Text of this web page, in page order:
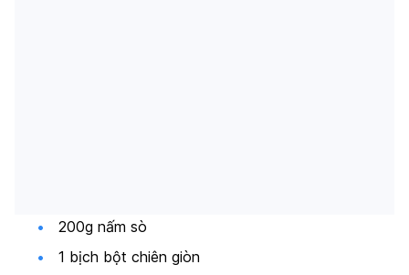
200g nấm sò
1 bịch bột chiên giòn